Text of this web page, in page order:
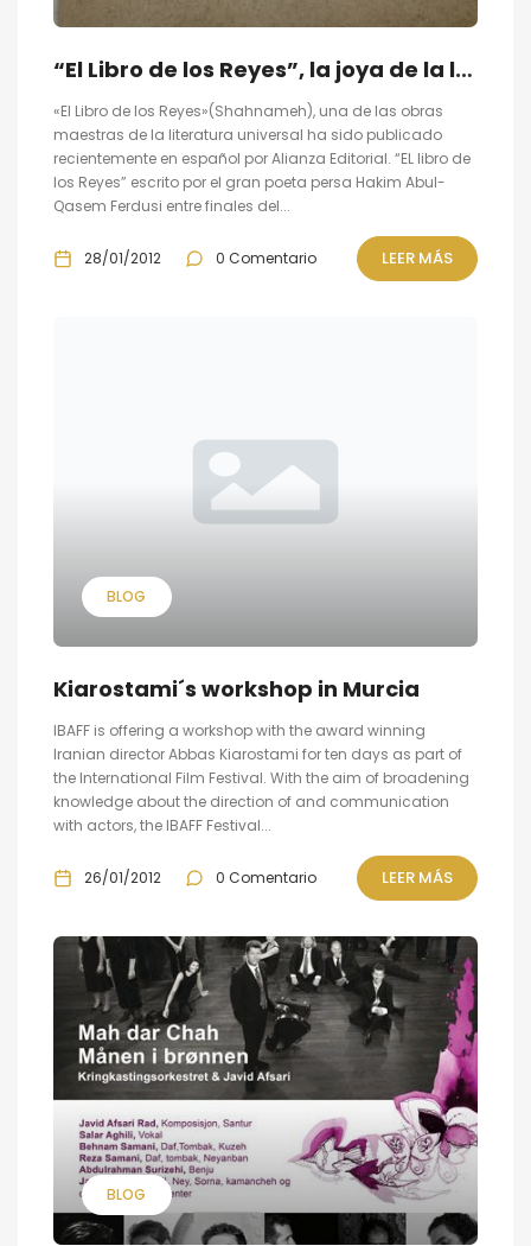
“El Libro de los Reyes”, la joya de la literatura persa, se vierte en español
«El Libro de los Reyes»(Shahnameh), una de las obras
maestras de la literatura universal ha sido publicado
recientemente en español por Alianza Editorial. “EL libro de
los Reyes” escrito por el gran poeta persa Hakim Abul-
Qasem Ferdusi entre finales del...
28/01/2012 0 Comentario LEER MÁS
BLOG
Kiarostami´s workshop in Murcia
IBAFF is offering a workshop with the award winning
Iranian director Abbas Kiarostami for ten days as part of
the International Film Festival. With the aim of broadening
knowledge about the direction of and communication
with actors, the IBAFF Festival...
26/01/2012 0 Comentario LEER MÁS
BLOG